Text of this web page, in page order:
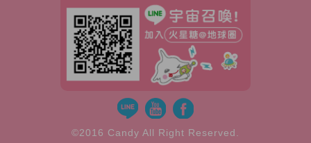
©2016 Candy All Right Reserved.